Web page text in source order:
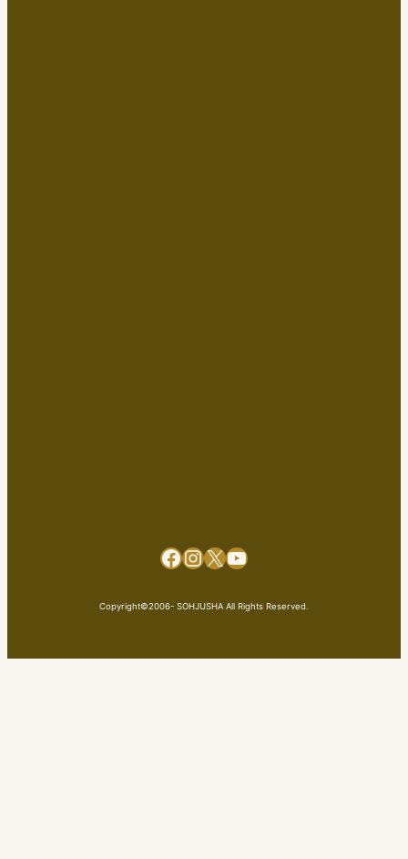
Facebook
Instagram
X YouTube
Copyright©2006- SOHJUSHA All Rights Reserved.